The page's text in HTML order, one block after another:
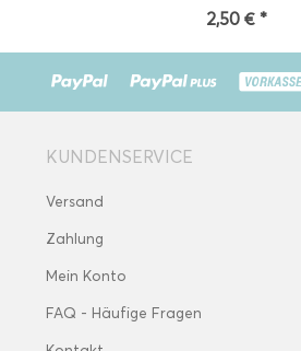
2,50 € *
KUNDENSERVICE
Versand
Zahlung
Mein Konto
FAQ - Häufige Fragen